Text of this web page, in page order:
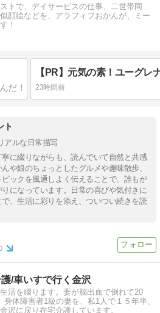
トで、デイサービスの仕事、二世帯同
顔絵などを、アラフィフおかんが、ミー
！
23時間前
ト
アルな日常描写
に綴りながらも、読んでいて自然と共感
や娘のちょっとしたグルメや趣味散歩、
ックを風通しよく伝えることで、誰もが
になっています。日常の喜びや気付きに
、生活に彩りを添え、ついつい続きを読
/車いすで行く金沢
活を綴ります。妻が脳出血で倒れて20
身体障害者1級の妻を、私1人で１５年半、
沢に戻り在宅介護しています。